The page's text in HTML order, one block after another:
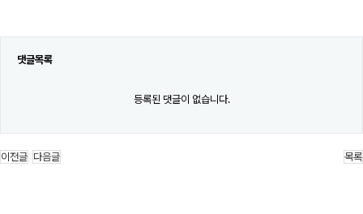
댓글목록
등록된 댓글이 없습니다.
이전글 다음글 목록